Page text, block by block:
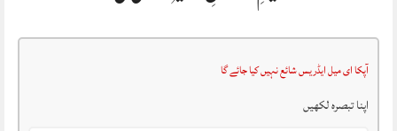
آپکا ای میل ایڈریس شائع نہیں کیا جائے گا
اپنا تبصرہ لکھیں